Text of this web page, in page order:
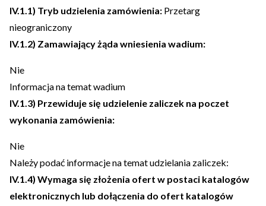
IV.1.1) Tryb udzielenia zamówienia: Przetarg
nieograniczony
IV.1.2) Zamawiający żąda wniesienia wadium:
Nie
Informacja na temat wadium
IV.1.3) Przewiduje się udzielenie zaliczek na poczet
wykonania zamówienia:
Nie
Należy podać informacje na temat udzielania zaliczek:
IV.1.4) Wymaga się złożenia ofert w postaci katalogów
elektronicznych lub dołączenia do ofert katalogów